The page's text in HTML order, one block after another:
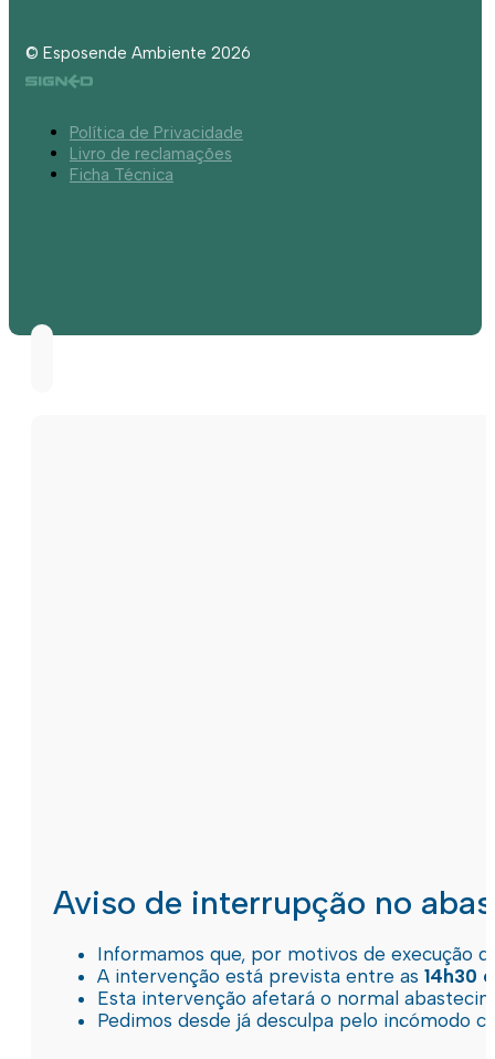
© Esposende Ambiente 2026
Política de Privacidade
Livro de reclamações
Ficha Técnica
Aviso de interrupção no
Informamos que, por motivos de execução
A intervenção está prevista entre as 14h30
Esta intervenção afetará o normal
Pedimos desde já desculpa pelo incómodo